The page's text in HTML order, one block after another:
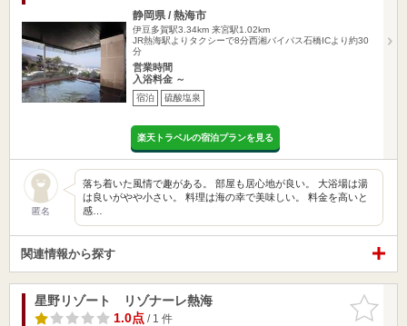
静岡県 / 熱海市
伊豆多賀駅3.34km 来宮駅1.02km
JR熱海駅よりタクシーで8分西湘バイパス石橋ICより約30
分
営業時間
入浴料金 ～
宿泊 硫酸塩泉
楽天トラベルの宿泊プランを見る
匿名
落ち着いた風情で趣がある。 部屋も居心地が良い。 大浴場は湯
は良いがやや小さい。 料理は海の幸で美味しい。 料金を高いと
感…
関連情報から探す
お気に入
りに追加
星野リゾート リゾナーレ熱海
1.0点/ 1 件